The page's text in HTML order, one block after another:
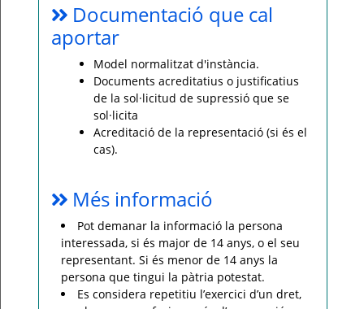
Documentació que cal
aportar
Model normalitzat d'instància.
Documents acreditatius o justificatius
de la sol·licitud de supressió que se
sol·licita
Acreditació de la representació (si és el
cas).
Més informació
Pot demanar la informació la persona
interessada, si és major de 14 anys, o el seu
representant. Si és menor de 14 anys la
persona que tingui la pàtria potestat.
Es considera repetitiu l’exercici d’un dret,